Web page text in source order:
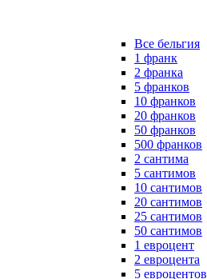
Все бельгия
1 франк
2 франка
5 франков
10 франков
20 франков
50 франков
500 франков
2 сантима
5 сантимов
10 сантимов
20 сантимов
25 сантимов
50 сантимов
1 евроцент
2 евроцента
5 евроцентов